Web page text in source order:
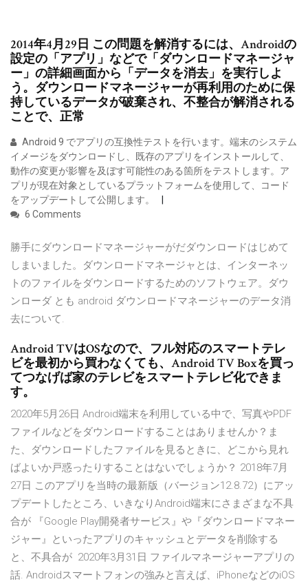
2014年4月29日 この問題を解消するには、Androidの
設定の「アプリ」などで「ダウンロードマネージャ
ー」の詳細画面から「データを消去」を実行しよ
う。ダウンロードマネージャーが再利用のために保
持しているデータが破棄され、不整合が解消される
ことで、正常
Android 9 でアプリの互換性テストを行います。端末のシステム
イメージをダウンロードし、既存のアプリをインストールして、
動作の変更が影響を及ぼす可能性のある箇所をテストします。ア
プリが現在対象としているプラットフォームを使用して、コード
をアップデートして公開します。
6 Comments
勝手にダウンロードマネージャーがだダウンロードはじめて
しまいました。ダウンロードマネージャとは、インターネッ
トのファイルをダウンロードするためのソフトウェア。ダウ
ンローダ とも android ダウンロードマネージャーのデータ消
去について.
Android TVはOSなので、フル対応のスマートテレ
ビを最初から買わなくても、Android TV Boxを買っ
てつなげば家のテレビをスマートテレビ化できま
す。
2020年5月26日 Android端末を利用している中で、写真やPDF
ファイルなどをダウンロードすることはありませんか？ま
た、ダウンロードしたファイルを見るときに、どこから見れ
ばよいか戸惑ったりすることはないでしょうか？ 2018年7月
27日 このアプリを当時の最新版（バージョン12.8.72）にアッ
プデートしたところ、いきなりAndroid端末にさまざまな不具
合が 『Google Play開発者サービス』や『ダウンロードマネー
ジャー』といったアプリのキャッシュとデータを削除する
と、不具合が 2020年3月31日 ファイルマネージャーアプリの
話. Androidスマートフォンの強みと言えば、iPhoneなどのiOS